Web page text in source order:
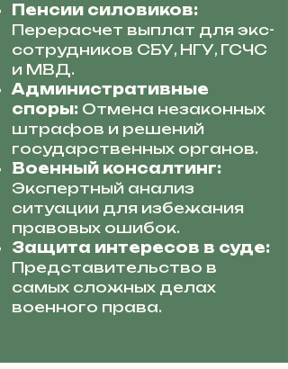
Пенсии силовиков:
Перерасчет выплат для экс-
сотрудников СБУ, НГУ, ГСЧС
и МВД.
Административные
споры: Отмена незаконных
штрафов и решений
государственных органов.
Военный консалтинг:
Экспертный анализ
ситуации для избежания
правовых ошибок.
Защита интересов в суде:
Представительство в
самых сложных делах
военного права.